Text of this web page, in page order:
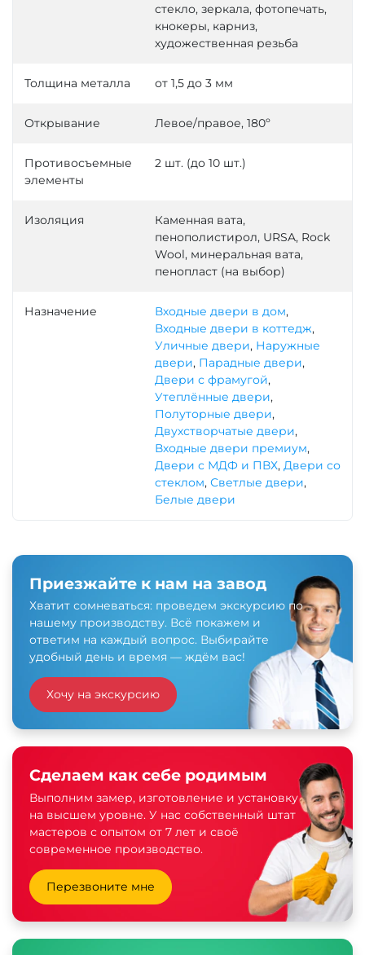
стекло, зеркала, фотопечать,
кнокеры, карниз,
художественная резьба
Толщина металла от 1,5 до 3 мм
Открывание Левое/правое, 180º
Противосъемные
элементы
2 шт. (до 10 шт.)
Изоляция
Каменная вата,
пенополистирол, URSA, Rock
Wool, минеральная вата,
пенопласт (на выбор)
Назначение Входные двери в дом,
Входные двери в коттедж,
Уличные двери, Наружные
двери, Парадные двери,
Двери с фрамугой,
Утеплённые двери,
Полуторные двери,
Двухстворчатые двери,
Входные двери премиум,
Двери с МДФ и ПВХ, Двери со
стеклом, Светлые двери,
Белые двери
Приезжайте к нам на завод
Хватит сомневаться: проведем экскурсию по
нашему производству. Всё покажем и
ответим на каждый вопрос. Выбирайте
удобный день и время — ждём вас!
Хочу на экскурсию
Сделаем как себе родимым
Выполним замер, изготовление и установку
на высшем уровне. У нас собственный штат
мастеров с опытом от 7 лет и своё
современное производство.
Перезвоните мне